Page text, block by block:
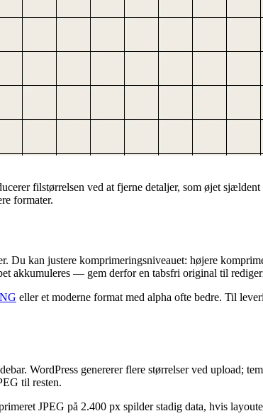
filstørrelsen ved at fjerne detaljer, som øjet
formater.
Du kan justere komprimeringsniveauet: højere
akkumuleres — gem derfor en tabsfri original til
eller et moderne format med alpha ofte bedre. Til
WordPress genererer flere størrelser ved upload;
til resten.
JPEG på 2.400 px spilder stadig data, hvis